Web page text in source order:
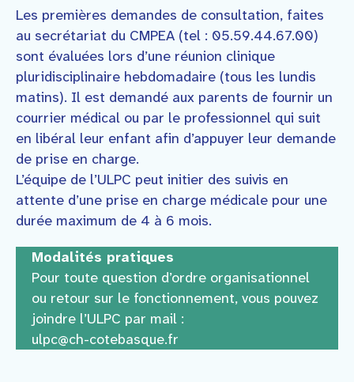
Les premières demandes de consultation, faites
au secrétariat du CMPEA (tel : 05.59.44.67.00)
sont évaluées lors d’une réunion clinique
pluridisciplinaire hebdomadaire (tous les lundis
matins). Il est demandé aux parents de fournir un
courrier médical ou par le professionnel qui suit
en libéral leur enfant afin d’appuyer leur demande
de prise en charge.
L’équipe de l’ULPC peut initier des suivis en
attente d’une prise en charge médicale pour une
durée maximum de 4 à 6 mois.
Modalités pratiques
Pour toute question d’ordre organisationnel
ou retour sur le fonctionnement, vous pouvez
joindre l’ULPC par mail :
ulpc@ch-cotebasque.fr